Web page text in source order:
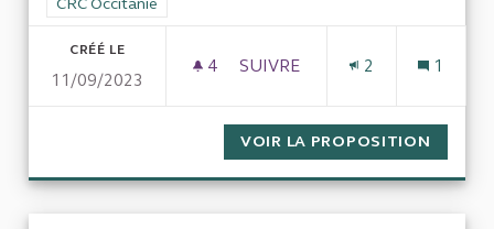
Filtrer les résultats de la catégorie : CRC Occitanie
CRC Occitanie
CRÉÉ LE
11/09/2023
4 4 ABONNÉS
SUIVRE
2 1
VOIR LA PROPOSITION